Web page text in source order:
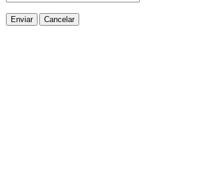
Enviar Cancelar